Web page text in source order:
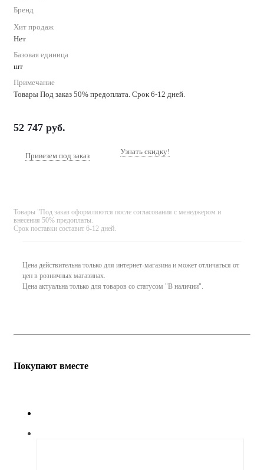
Бренд
Хит продаж
Нет
Базовая единица
шт
Примечание
Товары Под заказ 50% предоплата. Срок 6-12 дней.
52 747 руб.
Привезем под заказ Узнать скидку!
Товары "Под заказ оформляются после согласования с менеджером и
внесения 50% предоплаты.
Срок поставки составит 6-12 дней.
Цена действительна только для интернет-магазина и может отличаться от
цен в розничных магазинах.
Цена актуальна только для товаров со статусом "В наличии".
Покупают вместе